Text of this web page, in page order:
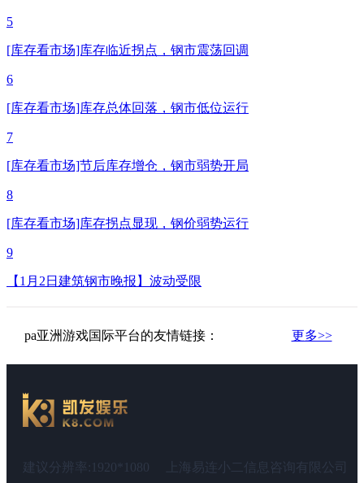
5
[库存看市场]库存临近拐点，钢市震荡回调
6
[库存看市场]库存总体回落，钢市低位运行
7
[库存看市场]节后库存增仓，钢市弱势开局
8
[库存看市场]库存拐点显现，钢价弱势运行
9
【1月2日建筑钢市晚报】波动受限
pa亚洲游戏国际平台的友情链接： 更多>>
建议分辨率:1920*1080 上海易连小二信息咨询有限公司